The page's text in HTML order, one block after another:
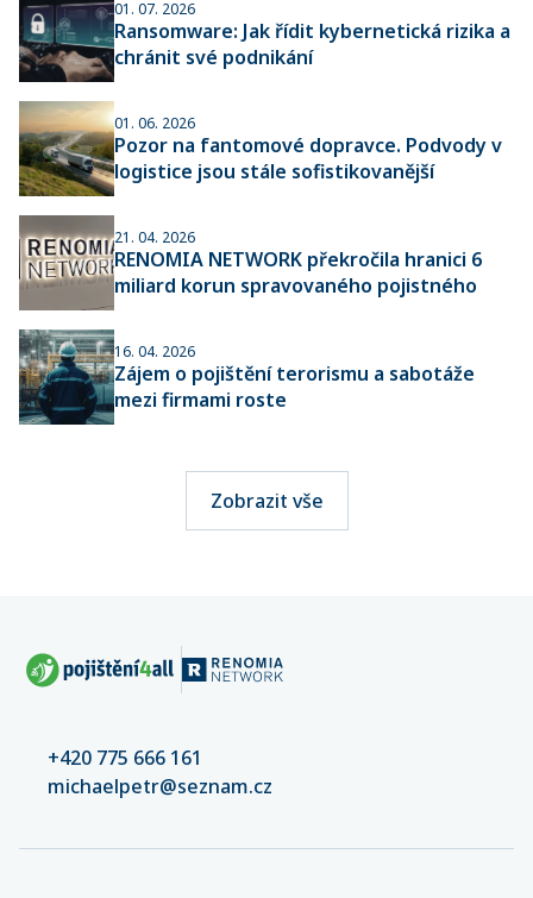
01. 07. 2026
Ransomware: Jak řídit kybernetická rizika a
chránit své podnikání
01. 06. 2026
Pozor na fantomové dopravce. Podvody v
logistice jsou stále sofistikovanější
21. 04. 2026
RENOMIA NETWORK překročila hranici 6
miliard korun spravovaného pojistného
16. 04. 2026
Zájem o pojištění terorismu a sabotáže
mezi firmami roste
Zobrazit vše
+420 775 666 161
michaelpetr@seznam.cz